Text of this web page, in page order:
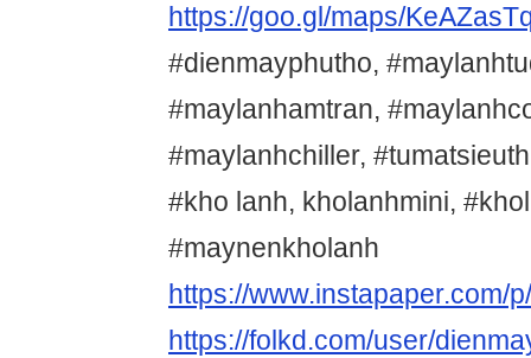
https://goo.gl/maps/
#dienmayphutho,
#maylanhamtran,
#maylanhchiller,
#kho lanh, kholanhmini,
#maynenkholanh
https://www.instapaper.com/
https://folkd.com/user/